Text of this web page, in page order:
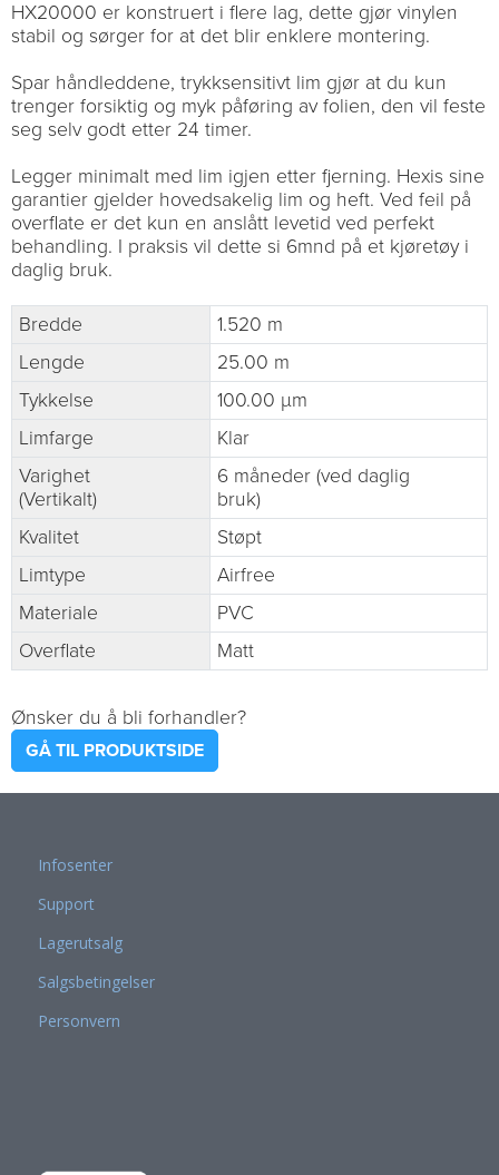
HX20000 er konstruert i flere lag, dette gjør vinylen
stabil og sørger for at det blir enklere montering.
Spar håndleddene, trykksensitivt lim gjør at du kun
trenger forsiktig og myk påføring av folien, den vil feste
seg selv godt etter 24 timer.
Legger minimalt med lim igjen etter fjerning. Hexis sine
garantier gjelder hovedsakelig lim og heft. Ved feil på
overflate er det kun en anslått levetid ved perfekt
behandling. I praksis vil dette si 6mnd på et kjøretøy i
daglig bruk.
Bredde
1.520 m
Lengde
25.00 m
Tykkelse
100.00 µm
Limfarge
Klar
Varighet
(Vertikalt)
6 måneder (ved daglig
bruk)
Kvalitet
Støpt
Limtype
Airfree
Materiale
PVC
Overflate
Matt
Ønsker du å bli forhandler?
GÅ TIL PRODUKTSIDE
Infosenter
Support
Lagerutsalg
Salgsbetingelser
Personvern